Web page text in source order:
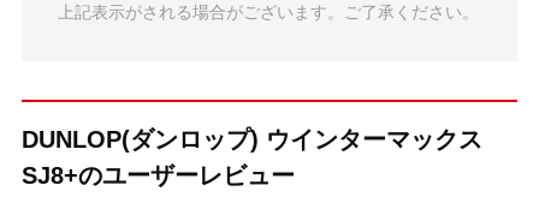
上記表示がされる場合がございます。ご了承ください。
DUNLOP(ダンロップ) ウインターマックス
SJ8+のユーザーレビュー